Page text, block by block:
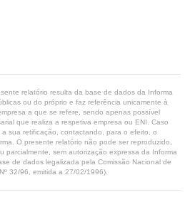
relatório resulta da base de dados da Informa
ou do próprio e faz referência unicamente à
a que se refere, sendo apenas possível
que realiza a respetiva empresa ou ENI. Caso
sua retificação, contactando, para o efeito, o
O presente relatório não pode ser reproduzido,
parcialmente, sem autorização expressa da Informa
de dados legalizada pela Comissão Nacional de
32/96, emitida a 27/02/1996).